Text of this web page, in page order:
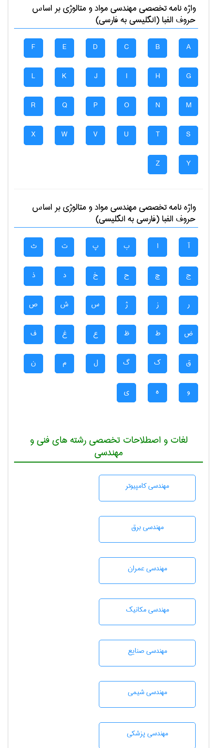
واژه نامه تخصصیمهندسی مواد و متالوژیبر اساس
حروف الفبا (انگلیسی به فارسی)
A
B
C
D
E
F
G
H
I
J
K
L
M
N
O
P
Q
R
S
T
U
V
W
X
Y
Z
واژه نامه تخصصیمهندسی مواد و متالوژیبر اساس
حروف الفبا (فارسی به انگلیسی)
آ ا ب پ ت ث
ج چ ح خ د ذ
ر ز ژ س ش ص
ض ط ظ ع غ ف
ق ک گ ل م ن
و ه ی
لغات و اصطلاحات تخصصی رشته های فنی و
مهندسی
مهندسی كامپيوتر
مهندسی برق
مهندسی عمران
مهندسی مکانیک
مهندسی صنايع
مهندسي شيمی
مهندسی پزشکی